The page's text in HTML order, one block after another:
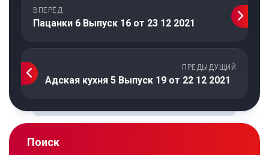
ВПЕРЁД
Пацанки 6 Выпуск 16 от 23 12 2021
ПРЕДЫДУЩИЙ
Адская кухня 5 Выпуск 19 от 22 12 2021
Поиск